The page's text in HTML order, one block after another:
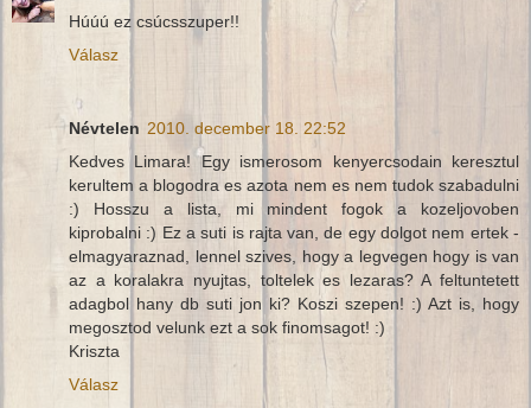
Húúú ez csúcsszuper!!
Válasz
Névtelen 2010. december 18. 22:52
Kedves Limara! Egy ismerosom kenyercsodain keresztul
kerultem a blogodra es azota nem es nem tudok szabadulni
:) Hosszu a lista, mi mindent fogok a kozeljovoben
kiprobalni :) Ez a suti is rajta van, de egy dolgot nem ertek -
elmagyaraznad, lennel szives, hogy a legvegen hogy is van
az a koralakra nyujtas, toltelek es lezaras? A feltuntetett
adagbol hany db suti jon ki? Koszi szepen! :) Azt is, hogy
megosztod velunk ezt a sok finomsagot! :)
Kriszta
Válasz